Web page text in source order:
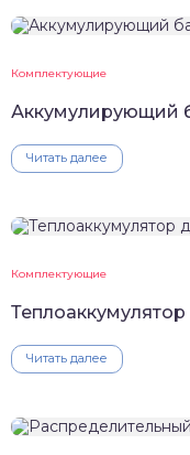
Комплектующие
Аккумулирующий
Читать далее
Комплектующие
Читать далее